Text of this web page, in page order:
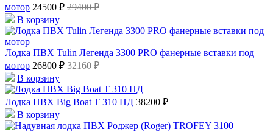
мотор 24500 ₽ 29400 ₽
В корзину
Лодка ПВХ Tulin Легенда 3300 PRO фанерные вставки под
мотор 26800 ₽ 32160 ₽
В корзину
Лодка ПВХ Big Boat Т 310 НД 38200 ₽
В корзину